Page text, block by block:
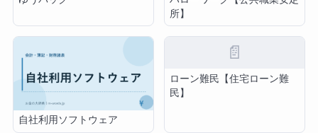
所】
自社利用ソフトウェア
📄
ローン難民【住宅ローン難
民】